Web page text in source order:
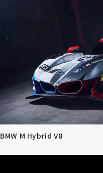
BMW M Hybrid V8